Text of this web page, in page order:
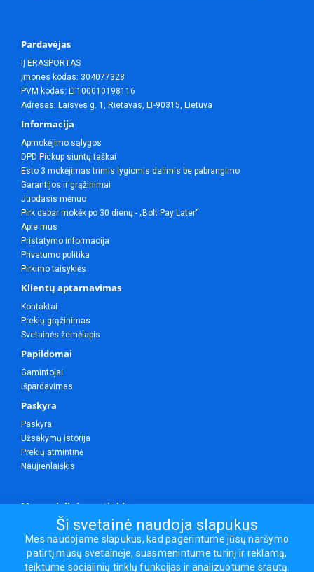
Pardavėjas
IĮ ERASPORTAS
Įmones kodas: 304077328
PVM kodas: LT100010198116
Adresas: Laisvės g. 1, Rietavas, LT-90315, Lietuva
Informacija
Apmokėjimo sąlygos
DPD Pickup siuntų taškai
Esto 3 mokėjimas trimis lygiomis dalimis be pabrangimo
Garantijos ir grąžinimai
Juodasis mėnuo
Pirk dabar mokėk po 30 dienų - „Bolt Pay Later“
Apie mus
Pristatymo informacija
Privatumo politika
Pirkimo taisyklės
Klientų aptarnavimas
Kontaktai
Prekių grąžinimas
Svetainės žemėlapis
Papildomai
Gamintojai
Išpardavimas
Paskyra
Paskyra
Užsakymų istorija
Prekių atmintinė
Naujienlaiškis
Mes socialiniuose tinkluose
Visos teisės saugomos.
Ši svetainė naudoja slapukus
Mes naudojame slapukus, kad pagerintume jūsų naršymo
patirtį mūsų svetainėje, suasmenintume turinį ir reklamą,
teiktume socialinių tinklų funkcijas ir analizuotume srautą.